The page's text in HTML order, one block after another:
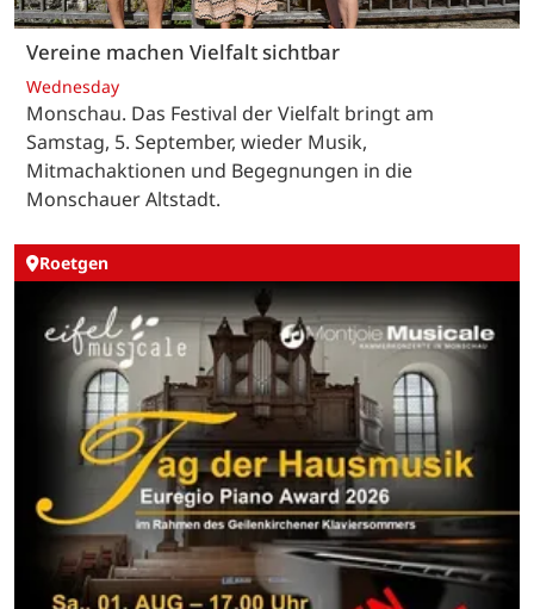
Vereine machen Vielfalt sichtbar
Wednesday
Monschau. Das Festival der Vielfalt bringt am
Samstag, 5. September, wieder Musik,
Mitmachaktionen und Begegnungen in die
Monschauer Altstadt.
Roetgen